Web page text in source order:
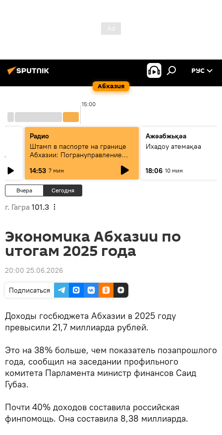
Абхазия
РУС
15:00
Радио
Штамп в паспорте на границе
Абхазии: Погрануправление
СГБ разъяснило правила для
туристов
14:53 7 мин
Ажәабжьқәа
Ихадоу атемақәа
18:06 10 мин
Вчера Сегодня
г. Гагра 101.3
Экономика Абхазии по
итогам 2025 года
20:00 25.06.2026
Подписаться
Доходы госбюджета Абхазии в 2025 году
превысили 21,7 миллиарда рублей.
Это на 38% больше, чем показатель позапрошлого
года, сообщил на заседании профильного
комитета Парламента министр финансов Саид
Губаз.
Почти 40% доходов составила российская
финпомощь. Она составила 8,38 миллиарда.